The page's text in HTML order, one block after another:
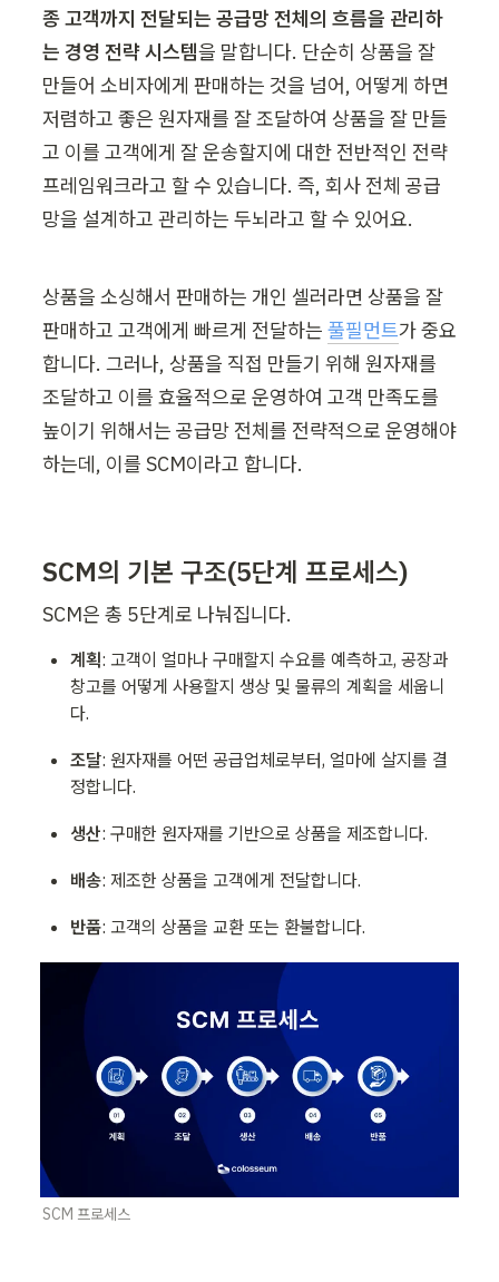
종 고객까지 전달되는 공급망 전체의 흐름을 관리하
는 경영 전략 시스템을 말합니다. 단순히 상품을 잘
만들어 소비자에게 판매하는 것을 넘어, 어떻게 하면
저렴하고 좋은 원자재를 잘 조달하여 상품을 잘 만들
고 이를 고객에게 잘 운송할지에 대한 전반적인 전략
프레임워크라고 할 수 있습니다. 즉, 회사 전체 공급
망을 설계하고 관리하는 두뇌라고 할 수 있어요.
상품을 소싱해서 판매하는 개인 셀러라면 상품을 잘
판매하고 고객에게 빠르게 전달하는 풀필먼트가 중요
합니다. 그러나, 상품을 직접 만들기 위해 원자재를
조달하고 이를 효율적으로 운영하여 고객 만족도를
높이기 위해서는 공급망 전체를 전략적으로 운영해야
하는데, 이를 SCM이라고 합니다.
SCM의 기본 구조(5단계 프로세스)
SCM은 총 5단계로 나눠집니다.
계획: 고객이 얼마나 구매할지 수요를 예측하고, 공장과
창고를 어떻게 사용할지 생상 및 물류의 계획을 세웁니
다.
조달: 원자재를 어떤 공급업체로부터, 얼마에 살지를 결
정합니다.
생산: 구매한 원자재를 기반으로 상품을 제조합니다.
배송: 제조한 상품을 고객에게 전달합니다.
반품: 고객의 상품을 교환 또는 환불합니다.
SCM 프로세스